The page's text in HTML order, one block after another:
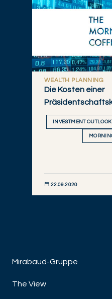
WEALTH PLANNING
Die Kosten einer
INVESTMENT OUTLOOK
22.09.2020
Mirabaud-Gruppe
The View